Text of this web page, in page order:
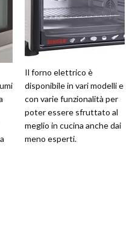
Il forno elettrico è
disponibile in vari modelli e
con varie funzionalità per
poter essere sfruttato al
meglio in cucina anche dai
meno esperti.